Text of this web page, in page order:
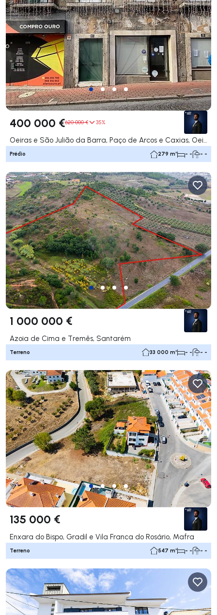
400 000 €620 000 € 35%
Oeiras e São Julião da Barra, Paço de Arcos e Caxias, Oeiras
Prédio 279 m² - - - -
1 000 000 €
Azoia de Cima e Tremês, Santarém
Terreno 33 000 m² - - - -
135 000 €
Enxara do Bispo, Gradil e Vila Franca do Rosário, Mafra
Terreno 547 m² - - - -